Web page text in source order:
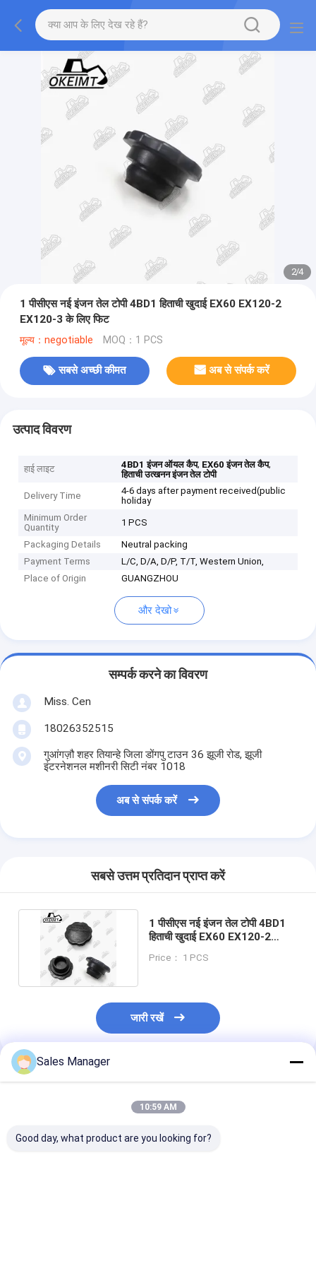
2/4
1 पीसीएस नई इंजन तेल टोपी 4BD1 हिताची खुदाई EX60 EX120-2
EX120-3 के लिए फिट
मूल्य：negotiable MOQ：1 PCS
सबसे अच्छी कीमत अब से संपर्क करें
उत्पाद विवरण
हाई लाइट 4BD1 इंजन ऑयल कैप, EX60 इंजन तेल कैप,
हिताची उत्खनन इंजन तेल टोपी
Delivery Time
4-6 days after payment received(public
holiday
Minimum Order
Quantity
1 PCS
Packaging Details
Neutral packing
Payment Terms
L/C, D/A, D/P, T/T, Western Union,
Place of Origin
GUANGZHOU
और देखो
सम्पर्क करने का विवरण
Miss. Cen
18026352515
गुआंगज़ौ शहर तियान्हे जिला डोंगपु टाउन 36 झूजी रोड, झूजी
इंटरनेशनल मशीनरी सिटी नंबर 1018
अब से संपर्क करें
सबसे उत्तम प्रतिदान प्राप्त करें
1 पीसीएस नई इंजन तेल टोपी 4BD1
हिताची खुदाई EX60 EX120-2
Price： 1 PCS
जारी रखें
अनुशंसित उत्पाद
Sales Manager
10:59 AM
Good day, what product are you looking for?